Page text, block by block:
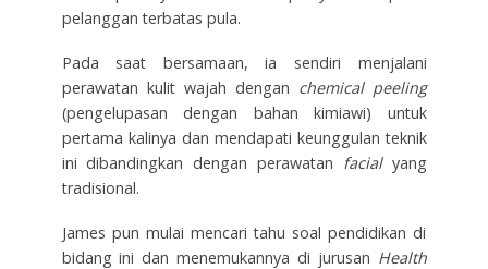
pelanggan terbatas pula.
Pada saat bersamaan, ia sendiri menjalani
perawatan kulit wajah dengan chemical peeling
(pengelupasan dengan bahan kimiawi) untuk
pertama kalinya dan mendapati keunggulan teknik
ini dibandingkan dengan perawatan
facialyang
tradisional.
James pun mulai mencari tahu soal pendidikan di
bidang ini dan menemukannya di jurusan Health